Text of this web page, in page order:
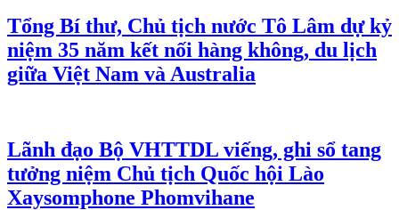
Tổng Bí thư, Chủ tịch nước Tô Lâm dự kỷ
niệm 35 năm kết nối hàng không, du lịch
giữa Việt Nam và Australia
Lãnh đạo Bộ VHTTDL viếng, ghi sổ tang
tưởng niệm Chủ tịch Quốc hội Lào
Xaysomphone Phomvihane